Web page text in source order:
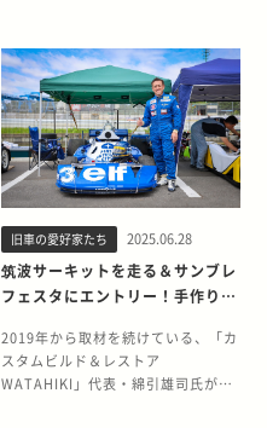
火がついたのはスープラが納車され
たときですね。 エンジンに火が入っ
た瞬間の音を聴いて「これ、俺のク
ルマなんだ！」と気づいた瞬間、一
気に「目覚めた」ことを覚えていま
す。 その後はテンションがあがりす
ぎてしまい、声が出なくなるほどで
した(笑)。 スープラが納車されたの
はまだ運転免許を取る前だったこと
もあって、父親の運転で高校の卒業
式にも送迎してもらいました。 スー
プラに乗ってきたこともあってさす
(笑)。これが5年前、2021年のこと
です。 割と最近じゃないですか！と
いうことは、幼少期はという
も鉄道好きでした。さらには家にク
ルマがなく、身近な存在ではなかっ
たんです。最初の就職先も鉄道関係
の企業でしたし。運転免許を取得し
たのも二十歳を過ぎてからでした。
教習所に通いはじめてクルマを運転
するうちに楽しいと思えるようにな
っていったんです。 これまでの愛車
遍歴を教えてください 実はこのGTO
を含めて2台だけなんです。 1台目の
愛車は、運転免許を取得してから数
ヶ月後に手に入れた日産スカイライ
ン(R30型/6代目)でした。通称「ニ
ューマン・スカイライン」と呼ばれ
ていたモデルですね。本当は「鉄仮
愛する方々の「そうそう、あるあ
る」をお伝えしていきたいと思って
います。 2回目となる今回は、30代
半ばとなったオーナーにとって人生
初の愛車であり、「青春の一部」と
語るクルマを紹介します。 また本企
画である、決して手放すつもりのな
たら」についても考えてみます。 は
じめに 日々、さまざまな自動車関連
メディアで旧車を長年にわたって大
切に所有しているオーナー様を取材
する機会があります。 そういった
方々は基本的には手放したり、乗り
換えたりするつもりはありません。
旧車の愛好家たち 2025.06.28
筑波サーキットを走る＆サンブレ
フェスタにエントリー！手作りの
Vol.13
2019年から取材を続けている、「カ
スタムビルド＆レストア
WATAHIKI」代表・綿引雄司氏がハ